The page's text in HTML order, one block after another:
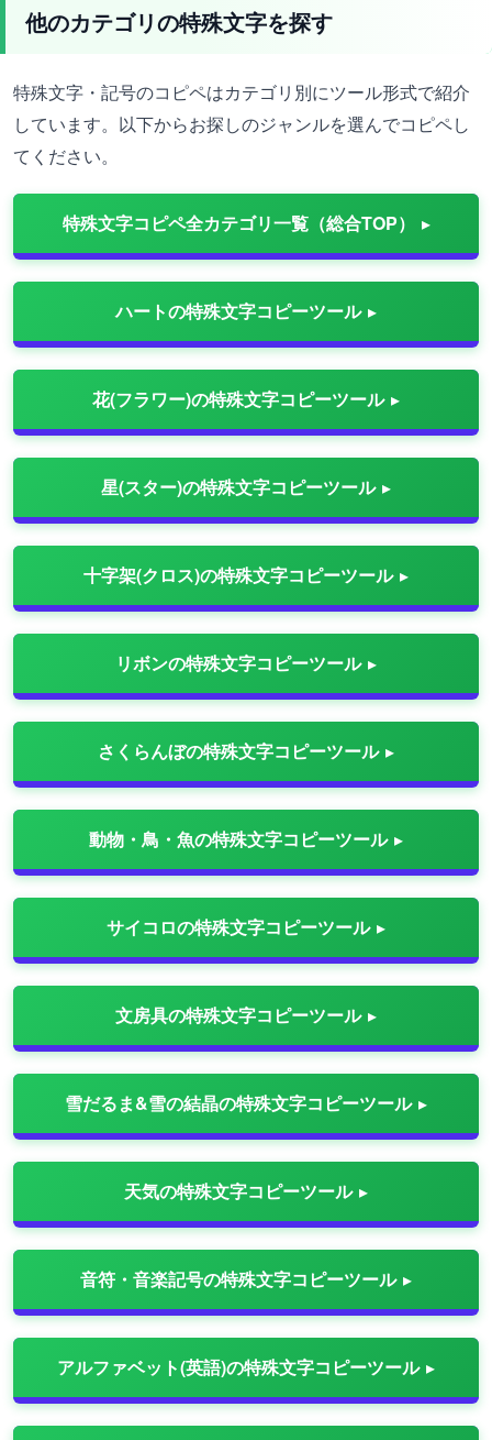
他のカテゴリの特殊文字を探す
特殊文字・記号のコピペはカテゴリ別にツール形式で紹介
しています。以下からお探しのジャンルを選んでコピペし
てください。
特殊文字コピペ全カテゴリ一覧（総合TOP）
ハートの特殊文字コピーツール
花(フラワー)の特殊文字コピーツール
星(スター)の特殊文字コピーツール
十字架(クロス)の特殊文字コピーツール
リボンの特殊文字コピーツール
さくらんぼの特殊文字コピーツール
動物・鳥・魚の特殊文字コピーツール
サイコロの特殊文字コピーツール
文房具の特殊文字コピーツール
雪だるま&雪の結晶の特殊文字コピーツール
天気の特殊文字コピーツール
音符・音楽記号の特殊文字コピーツール
アルファベット(英語)の特殊文字コピーツール